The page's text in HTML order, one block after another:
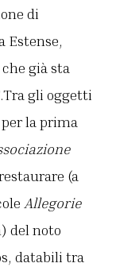
di
Estense,
già sta
gli oggetti
la prima
(a
Allegorie
del noto
databili tra